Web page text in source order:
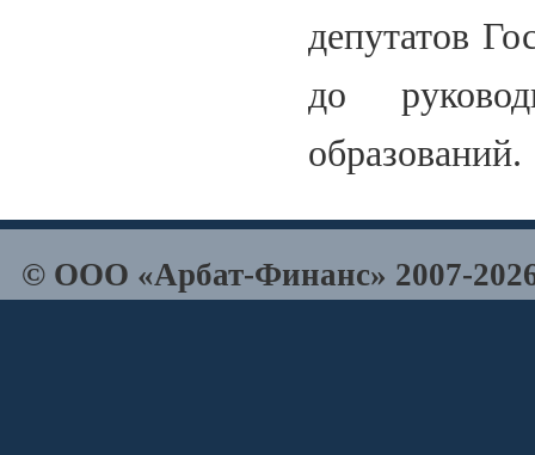
депутатов
до
образований.
© ООО «Арбат-Финанс» 2007-